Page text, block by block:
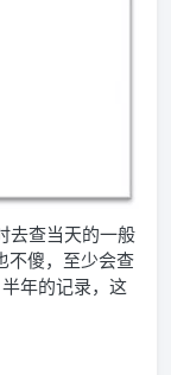
去查当天的一般
不傻，至少会查
年的记录，这